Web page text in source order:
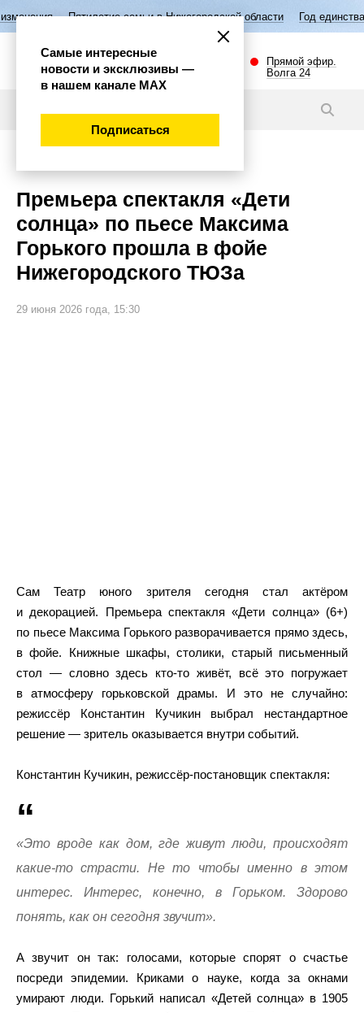
семьи в Нижегородской области Год единства народов России
Прямой эфир.
Волга 24
Премьера спектакля «Дети
солнца» по пьесе Максима
Горького прошла в фойе
Нижегородского ТЮЗа
29 июня 2026 года, 15:30
Сам Театр юного зрителя сегодня стал актёром
и декорацией. Премьера спектакля «Дети солнца» (6+)
по пьесе Максима Горького разворачивается прямо здесь,
в фойе. Книжные шкафы, столики, старый письменный
стол — словно здесь кто-то живёт, всё это погружает
в атмосферу горьковской драмы. И это не случайно:
режиссёр Константин Кучикин выбрал нестандартное
решение — зритель оказывается внутри событий.
Константин Кучикин, режиссёр-постановщик спектакля:
«Это вроде как дом, где живут люди, происходят
какие-то страсти. Не то чтобы именно в этом
интерес. Интерес, конечно, в Горьком. Здорово
понять, как он сегодня звучит».
А звучит он так: голосами, которые спорят о счастье
посреди эпидемии. Криками о науке, когда за окнами
умирают люди. Горький написал «Детей солнца» в 1905
Самые интересные
новости и эксклюзивы —
в нашем канале МАХ
Подписаться